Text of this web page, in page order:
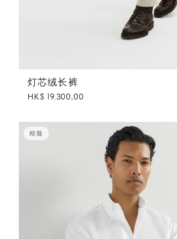
灯芯绒长裤 白色
灯芯绒长裤
HK$ 19.300,00
精髓